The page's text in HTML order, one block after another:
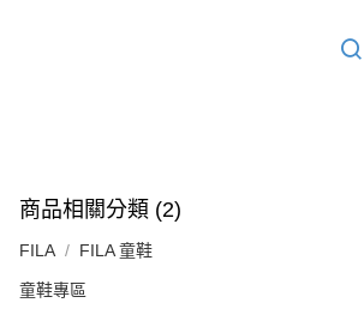
商品相關分類 (2)
FILA FILA 童鞋
童鞋專區